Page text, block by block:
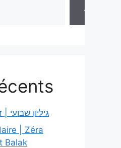
Torah
גיליון
| Zéra
Balak